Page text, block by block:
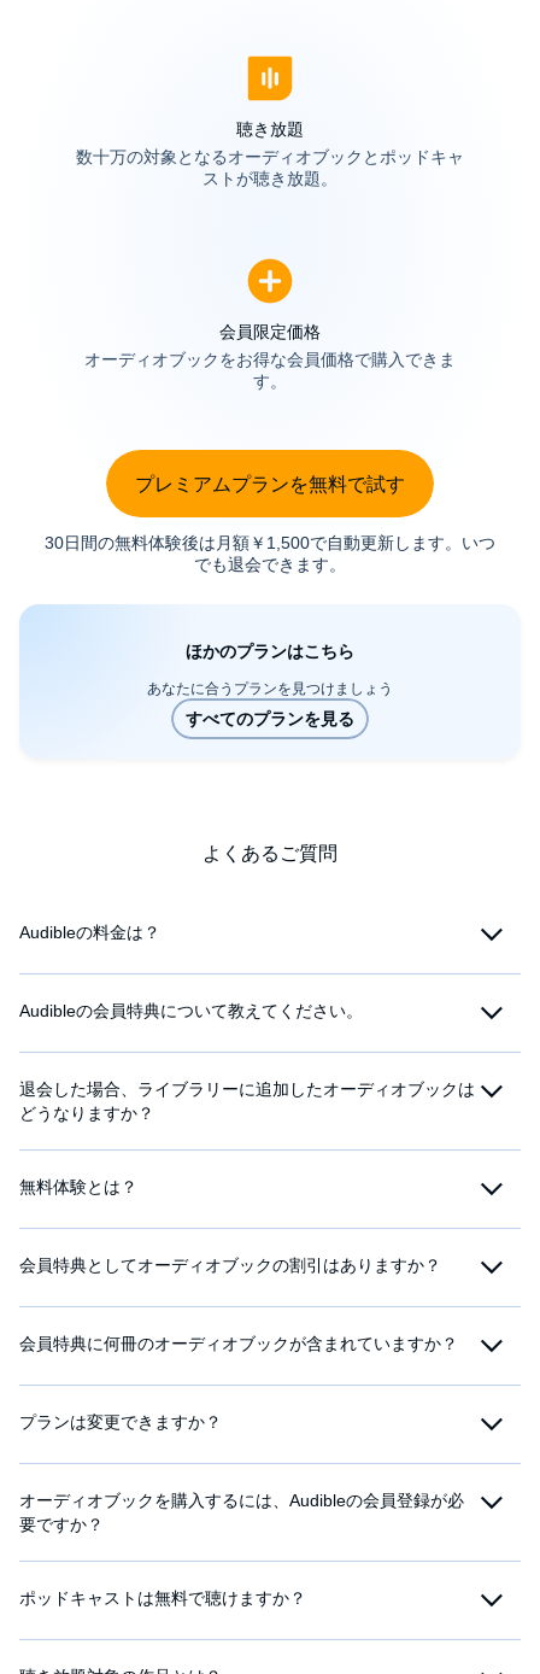
聴き放題
数十万の対象となるオーディオブックとポッドキャ
ストが聴き放題。
会員限定価格
オーディオブックをお得な会員価格で購入できま
す。
プレミアムプランを無料で試す
30日間の無料体験後は月額￥1,500で自動更新します。いつ
でも退会できます。
ほかのプランはこちら
あなたに合うプランを見つけましょう
よくあるご質問
Audibleの料金は？
Audibleの会員特典について教えてください。
退会した場合、ライブラリーに追加したオーディオブックは
どうなりますか？
無料体験とは？
会員特典としてオーディオブックの割引はありますか？
会員特典に何冊のオーディオブックが含まれていますか？
プランは変更できますか？
オーディオブックを購入するには、Audibleの会員登録が必
要ですか？
ポッドキャストは無料で聴けますか？